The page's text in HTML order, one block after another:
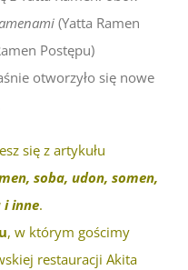
(Yatta Ramen
Postępu)
otworzyło się nowe
się z artykułu
soba, udon, somen,
i inne.
, w którym gościmy
restauracji Akita